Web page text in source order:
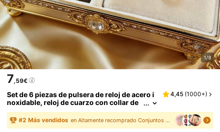
1/8
7,59€
Set de 6 piezas de pulsera de reloj de acero i
noxidable, reloj de cuarzo con collar de
gota de agua, pulsera, anillo y pendiente
s, regalo de cumpleaños,
4,45 (1000+)
#2 Más vendidos en Altamente recomprado Conjuntos de relojes para